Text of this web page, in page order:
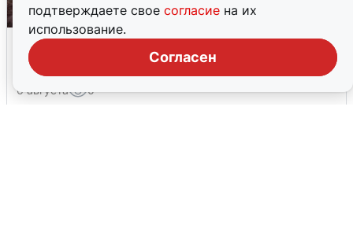
подтверждаете свое согласие на их
использование.
Согласен
Опубликована карта отключений
воды в Воронеже
6 августа 0